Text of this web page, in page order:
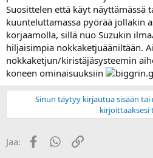
Suosittelen että käyt näyttämässä
kuunteluttamassa pyörää jollakin
korjaamolla, sillä nuo Suzukin
hiljaisimpia nokkaketjuääniltään.
nokkaketjun/kiristäjäsysteemin
koneen ominaisuuksiin
Sinun täytyy kirjautua sisään
kirjoittaaksesi
Jaa: FacebookWhatsApp
Linkki